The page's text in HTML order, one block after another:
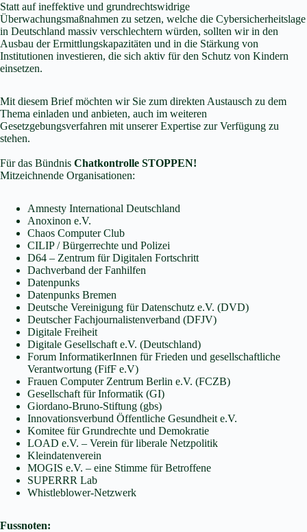
Statt auf ineffektive und grundrechtswidrige
Überwachungsmaßnahmen zu setzen, welche die Cybersicherheitslage
in Deutschland massiv verschlechtern würden, sollten wir in den
Ausbau der Ermittlungskapazitäten und in die Stärkung von
Institutionen investieren, die sich aktiv für den Schutz von Kindern
einsetzen.
Mit diesem Brief möchten wir Sie zum direkten Austausch zu dem
Thema einladen und anbieten, auch im weiteren
Gesetzgebungsverfahren mit unserer Expertise zur Verfügung zu
stehen.
Für das Bündnis Chatkontrolle STOPPEN!
Mitzeichnende Organisationen:
Amnesty International Deutschland
Anoxinon e.V.
Chaos Computer Club
CILIP / Bürgerrechte und Polizei
D64 – Zentrum für Digitalen Fortschritt
Dachverband der Fanhilfen
Datenpunks
Datenpunks Bremen
Deutsche Vereinigung für Datenschutz e.V. (DVD)
Deutscher Fachjournalistenverband (DFJV)
Digitale Freiheit
Digitale Gesellschaft e.V. (Deutschland)
Forum InformatikerInnen für Frieden und gesellschaftliche
Verantwortung (FifF e.V)
Frauen Computer Zentrum Berlin e.V. (FCZB)
Gesellschaft für Informatik (GI)
Giordano-Bruno-Stiftung (gbs)
Innovationsverbund Öffentliche Gesundheit e.V.
Komitee für Grundrechte und Demokratie
LOAD e.V. – Verein für liberale Netzpolitik
Kleindatenverein
MOGIS e.V. – eine Stimme für Betroffene
SUPERRR Lab
Whistleblower-Netzwerk
Fussnoten: